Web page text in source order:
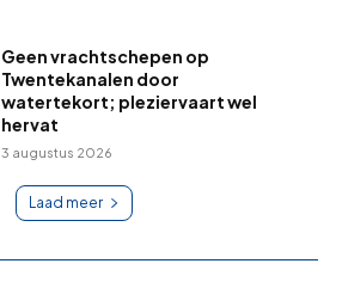
Geen vrachtschepen op
Twentekanalen door
watertekort; pleziervaart wel
hervat
3 augustus 2026
Laad meer